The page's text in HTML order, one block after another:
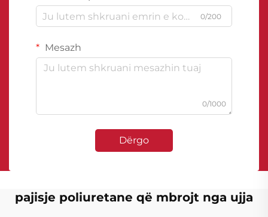
0/200
Mesazh
0/1000
Dërgo
pajisje poliuretane që mbrojt nga ujja